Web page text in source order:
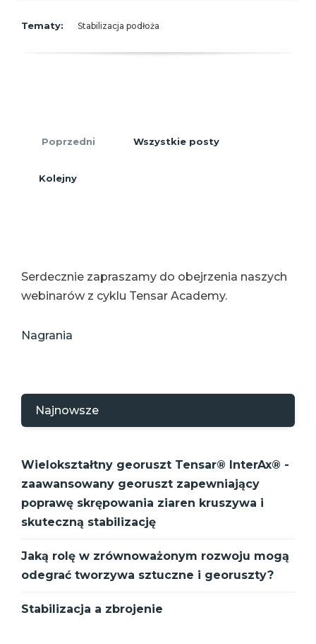
Tematy: Stabilizacja podłoża
Poprzedni Wszystkie posty
Kolejny
Serdecznie zapraszamy do obejrzenia naszych
webinarów z cyklu Tensar Academy.
Nagrania
Najnowsze
Wielokształtny georuszt Tensar® InterAx® -
zaawansowany georuszt zapewniający
poprawę skrępowania ziaren kruszywa i
skuteczną stabilizację
Jaką rolę w zrównoważonym rozwoju mogą
odegrać tworzywa sztuczne i georuszty?
Stabilizacja a zbrojenie